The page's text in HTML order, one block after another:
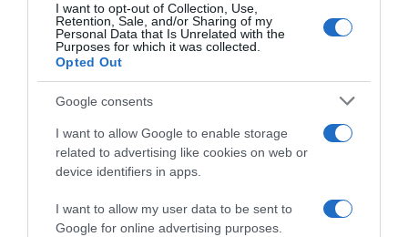
I want to opt-out of Collection, Use,
Retention, Sale, and/or Sharing of my
Personal Data that Is Unrelated with the
Purposes for which it was collected.
Opted Out
Google consents
I want to allow Google to enable storage
related to advertising like cookies on web or
device identifiers in apps.
I want to allow my user data to be sent to
Google for online advertising purposes.
1 kínai kel
3 szál újhagyma, kis karikákra vágva
só
3 hámozott, présen átnyomott fokhagymagerezd
2 hámozott, reszelt gyömbér
nyers nádcukor